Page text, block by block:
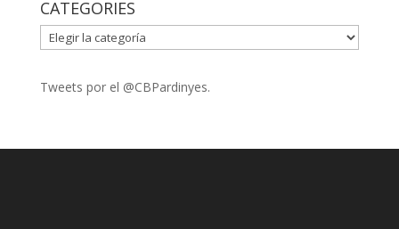
CATEGORIES
CATEGORIES
Tweets por el @CBPardinyes.